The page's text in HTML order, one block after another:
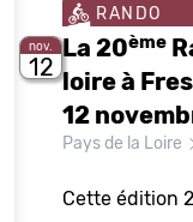
nov.
12
RANDO
La 20ème
loire à
12
Pays de la Loire
Cette édition